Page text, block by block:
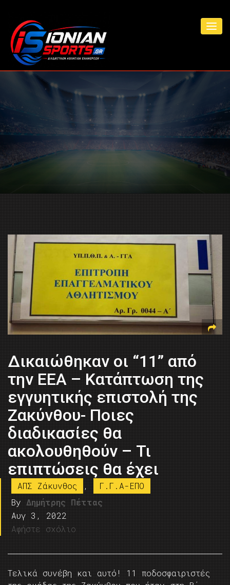
Δικαιώθηκαν οι “11” από
την ΕΕΑ – Κατάπτωση της
εγγυητικής επιστολή της
Ζακύνθου- Ποιες
διαδικασίες θα
ακολουθηθούν – Τι
επιπτώσεις θα έχει
ΑΠΣ Ζάκυνθος ,
Γ.Γ.Α-ΕΠΟ
By Δημήτρης Πέττας
Αυγ 3, 2022
Αφήστε σχόλιο
Τελικά συνέβη και αυτό! 11 ποδοσφαιριστές